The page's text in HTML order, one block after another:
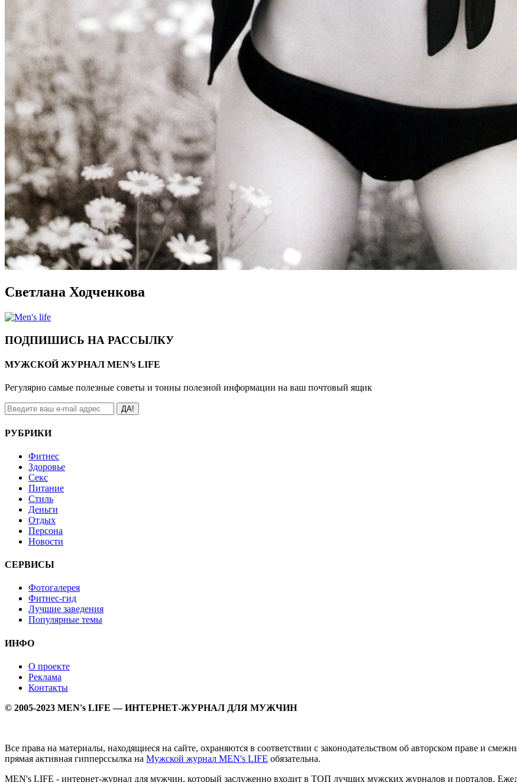
Светлана Ходченкова
ПОДПИШИСЬ НА РАССЫЛКУ
МУЖСКОЙ ЖУРНАЛ MEN’s LIFE
Регулярно самые полезные советы и тонны полезной информации на ваш почтовый ящик
ДА!
РУБРИКИ
Фитнес
Здоровье
Секс
Питание
Стиль
Деньги
Отдых
Персона
Новости
СЕРВИСЫ
Фотогалерея
Фитнес-гид
Лучшие заведения
Популярные темы
ИНФО
О проекте
Реклама
Контакты
© 2005-2023 MEN's LIFE — ИНТЕРНЕТ-ЖУРНАЛ ДЛЯ МУЖЧИН
Все права на материалы, находящиеся на сайте, охраняются в соответствии с законодательством об авторском праве и
прямая активная гипперссылка на Мужской журнал MEN's LIFE обязательна.
MEN's LIFE - интернет-журнал для мужчин, который заслуженно входит в ТОП лучших мужских журналов и порталов.